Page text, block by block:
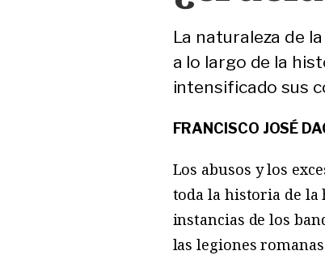
La naturaleza de
a lo largo de la
intensificado sus
FRANCISCO JOSÉ
Los abusos y los
toda la historia de la
instancias de los
las legiones